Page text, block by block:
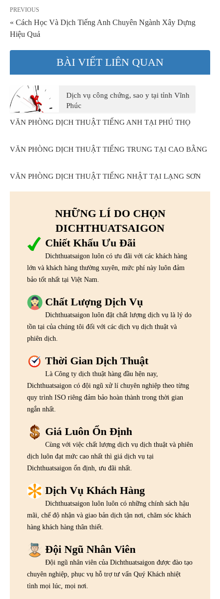
PREVIOUS
« Cách Học Và Dịch Tiếng Anh Chuyên Ngành Xây Dựng
Hiệu Quả
BÀI VIẾT LIÊN QUAN
Dịch vụ công chứng, sao y tại tỉnh Vĩnh
Phúc
VĂN PHÒNG DỊCH THUẬT TIẾNG ANH TẠI PHÚ THỌ
VĂN PHÒNG DỊCH THUẬT TIẾNG TRUNG TẠI CAO BẰNG
VĂN PHÒNG DỊCH THUẬT TIẾNG NHẬT TẠI LẠNG SƠN
NHỮNG LÍ DO CHỌN
DICHTHUATSAIGON
Chiết Khấu Ưu Đãi
Dichthuatsaigon luôn có ưu đãi với các khách hàng
lớn và khách hàng thường xuyên, mức phí này luôn đảm
bảo tốt nhất tại Việt Nam.
Chất Lượng Dịch Vụ
Dichthuatsaigon luôn đặt chất lượng dịch vụ là lý do
tồn tại của chúng tôi đối với các dịch vụ dịch thuật và
phiên dịch.
Thời Gian Dịch Thuật
Là Công ty dịch thuật hàng đầu hện nay,
Dichthuatsaigon có đội ngũ xử lí chuyên nghiệp theo từng
quy trình ISO riêng đảm bảo hoàn thành trong thời gian
ngắn nhất.
Giá Luôn Ổn Định
Cùng với việc chất lượng dịch vụ dịch thuật và phiên
dịch luôn đạt mức cao nhất thì giá dịch vụ tại
Dichthuatsaigon ổn định, ưu đãi nhất.
Dịch Vụ Khách Hàng
Dichthuatsaigon luôn luôn có những chính sách hậu
mãi, chế độ nhận và giao bản dịch tận nơi, chăm sóc khách
hàng khách hàng thân thiết.
Đội Ngũ Nhân Viên
Đội ngũ nhân viên của Dichthuatsaigon được đào tạo
chuyên nghiệp, phục vụ hỗ trợ tư vấn Quý Khách nhiệt
tình mọi lúc, mọi nơi.